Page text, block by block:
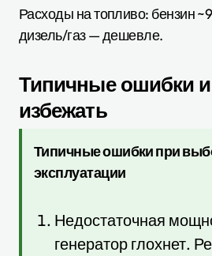
Расходы на топливо: бензин
дизель/газ — дешевле.
Типичные ошибки и
избежать
Типичные ошибки при выборе и
эксплуатации
Недостаточная
генератор глохнет.